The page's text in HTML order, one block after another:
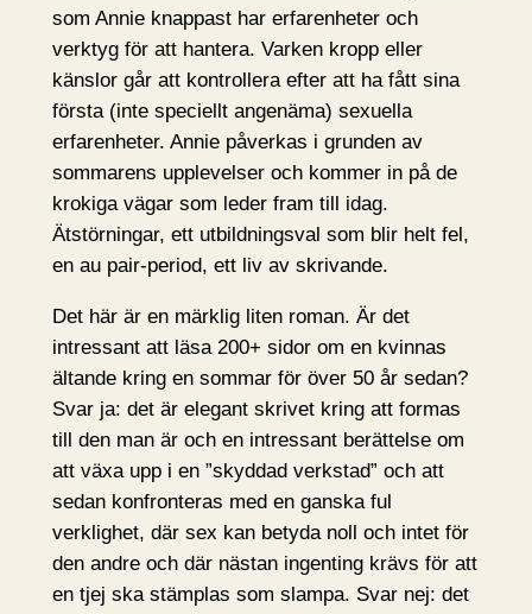
som Annie knappast har erfarenheter och
verktyg för att hantera. Varken kropp eller
känslor går att kontrollera efter att ha fått sina
första (inte speciellt angenäma) sexuella
erfarenheter. Annie påverkas i grunden av
sommarens upplevelser och kommer in på de
krokiga vägar som leder fram till idag.
Ätstörningar, ett utbildningsval som blir helt fel,
en au pair-period, ett liv av skrivande.
Det här är en märklig liten roman. Är det
intressant att läsa 200+ sidor om en kvinnas
ältande kring en sommar för över 50 år sedan?
Svar ja: det är elegant skrivet kring att formas
till den man är och en intressant berättelse om
att växa upp i en ”skyddad verkstad” och att
sedan konfronteras med en ganska ful
verklighet, där sex kan betyda noll och intet för
den andre och där nästan ingenting krävs för att
en tjej ska stämplas som slampa. Svar nej: det